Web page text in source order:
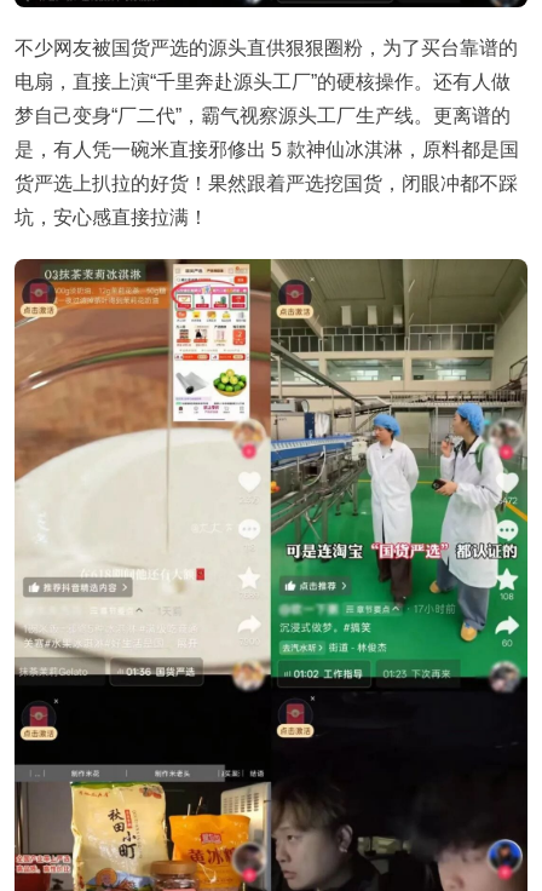
不少网友被国货严选的源头直供狠狠圈粉，为了买台靠谱的
电扇，直接上演“千里奔赴源头工厂”的硬核操作。还有人做
梦自己变身“厂二代”，霸气视察源头工厂生产线。更离谱的
是，有人凭一碗米直接邪修出 5 款神仙冰淇淋，原料都是国
货严选上扒拉的好货！果然跟着严选挖国货，闭眼冲都不踩
坑，安心感直接拉满！